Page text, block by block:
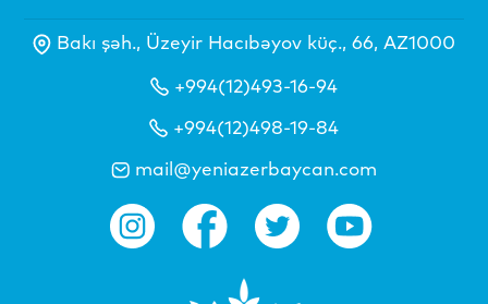
Bakı şəh., Üzeyir Hacıbəyov küç., 66, AZ1000
+994(12)493-16-94
+994(12)498-19-84
mail@yeniazerbaycan.com